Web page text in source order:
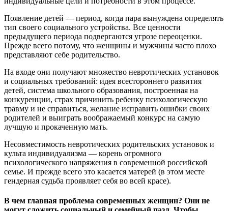
Появление детей — период, когда пара вынуждена определять
тип своего социального устройства. Все ценности
предыдущего периода подвергаются угрозе переоценки.
Прежде всего потому, что женщины и мужчины часто плохо
представляют себе родительство.
На входе они получают множество невротических установок
и социальных требований: идея всестороннего развития
детей, система школьного образования, построенная на
конкуренции, страх причинить ребенку психологическую
травму и не справиться, желание исправить ошибки своих
родителей и выиграть воображаемый конкурс на самую
лучшую и прокаченную мать.
Несовместимость невротических родительских установок и
культа индивидуализма — корень огромного
психологического напряжения в современной российской
семье. И прежде всего это касается матерей (в этом месте
гендерная судьба проявляет себя во всей красе).
В чем главная проблема современных женщин? Они не